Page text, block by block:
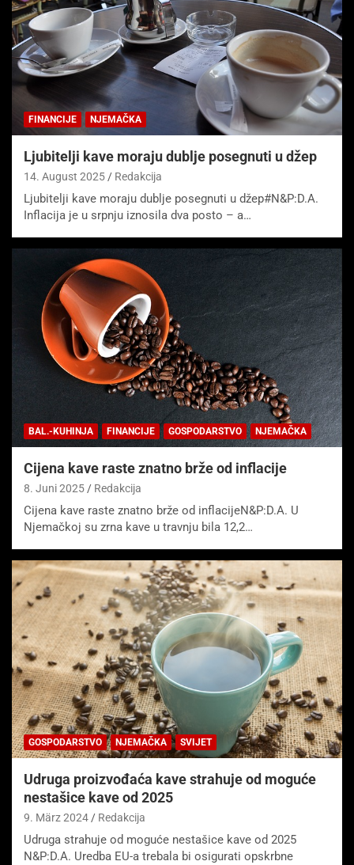
FINANCIJE NJEMAČKA
Ljubitelji kave moraju dublje posegnuti u džep
14. August 2025 Redakcija
Ljubitelji kave moraju dublje posegnuti u džep#N&P:D.A.
Inflacija je u srpnju iznosila dva posto – a…
BAL.-KUHINJA FINANCIJE GOSPODARSTVO NJEMAČKA
Cijena kave raste znatno brže od inflacije
8. Juni 2025 Redakcija
Cijena kave raste znatno brže od inflacijeN&P:D.A. U
Njemačkoj su zrna kave u travnju bila 12,2…
GOSPODARSTVO NJEMAČKA SVIJET
Udruga proizvođaća kave strahuje od moguće
nestašice kave od 2025
9. März 2024 Redakcija
Udruga strahuje od moguće nestašice kave od 2025
N&P:D.A. Uredba EU-a trebala bi osigurati opskrbne